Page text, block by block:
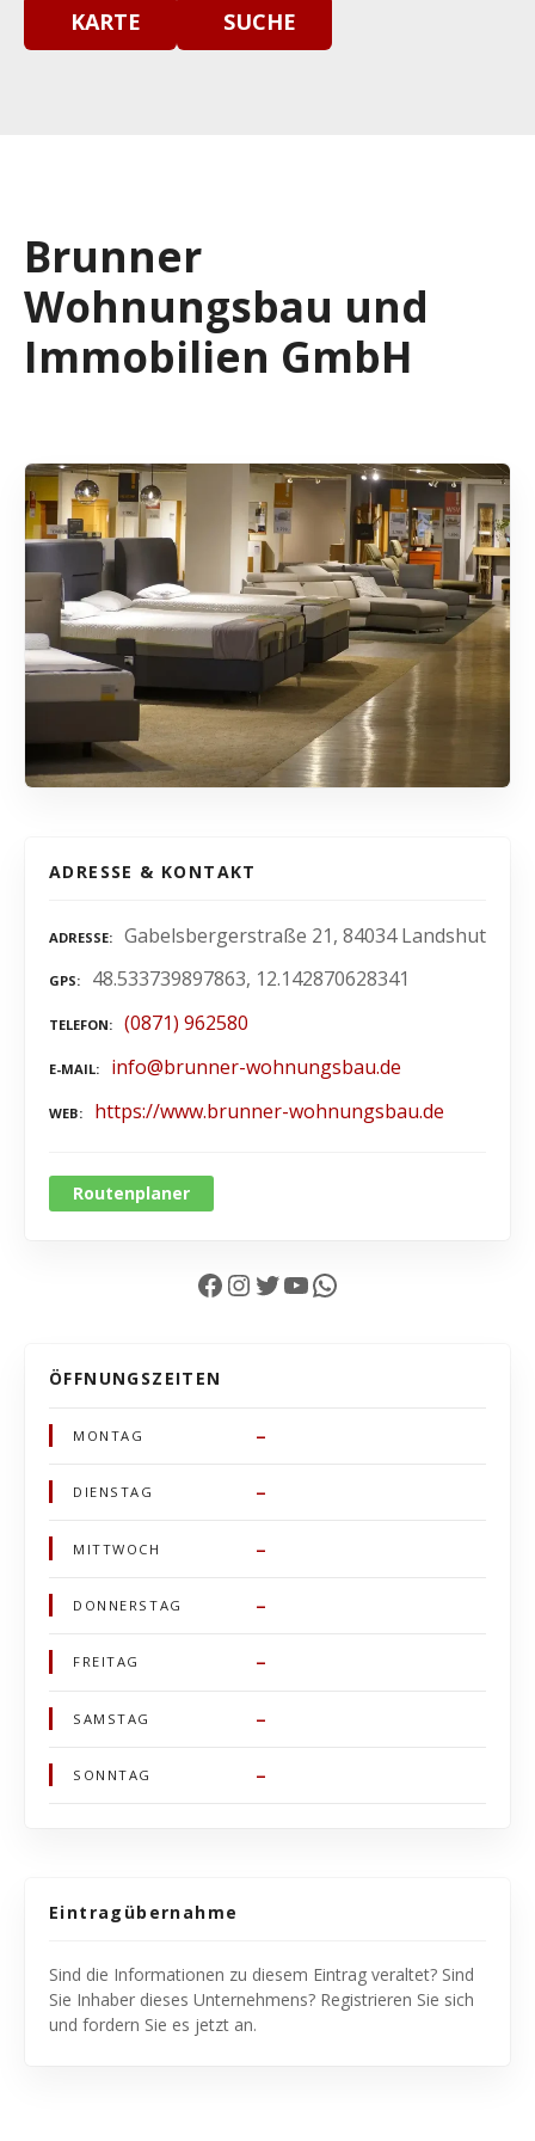
KARTE SUCHE
Brunner
Wohnungsbau und
Immobilien GmbH
ADRESSE & KONTAKT
ADRESSE Gabelsbergerstraße 21, 84034 Landshut
GPS 48.533739897863, 12.142870628341
TELEFON (0871) 962580
E-MAIL info@brunner-wohnungsbau.de
WEB https://www.brunner-wohnungsbau.de
Routenplaner
Facebook InstagramTwitter YouTube WhatsApp
ÖFFNUNGSZEITEN
MONTAG –
DIENSTAG –
MITTWOCH –
DONNERSTAG –
FREITAG –
SAMSTAG –
SONNTAG –
Eintragübernahme
Sind die Informationen zu diesem Eintrag veraltet? Sind
Sie Inhaber dieses Unternehmens? Registrieren Sie sich
und fordern Sie es jetzt an.